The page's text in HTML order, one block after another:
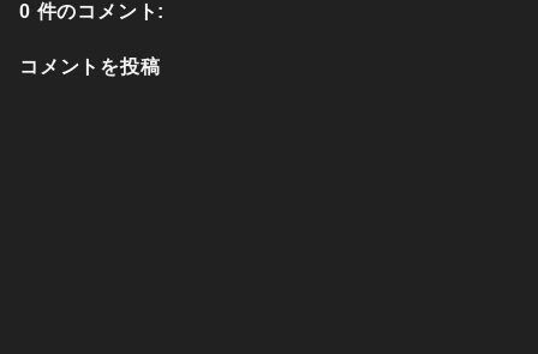
0 件のコメント:
コメントを投稿